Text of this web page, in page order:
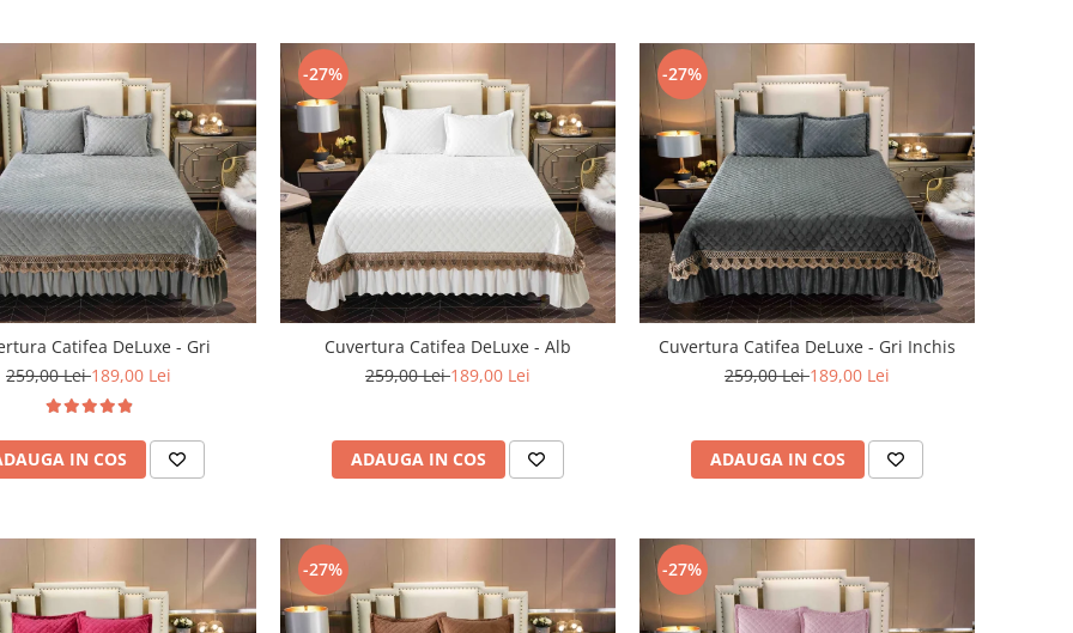
Catifea DeLuxe - Gri
259,00 Lei189,00 Lei
IN COS
-27%
Cuvertura Catifea DeLuxe - Alb
259,00 Lei189,00 Lei
ADAUGA IN COS
-27%
Cuvertura Catifea DeLuxe - Gri Inchis
259,00 Lei189,00 Lei
ADAUGA IN COS
-27% -27%